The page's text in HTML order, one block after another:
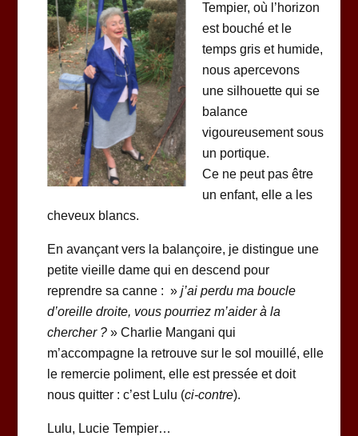
Tempier, où l’horizon
est bouché et le
temps gris et humide,
nous apercevons
une silhouette qui se
balance
vigoureusement sous
un portique.
Ce ne peut pas être
un enfant, elle a les
cheveux blancs.
En avançant vers la balançoire, je distingue une
petite vieille dame qui en descend pour
reprendre sa canne : » j’ai perdu ma boucle
d’oreille droite, vous pourriez m’aider à la
chercher ?» Charlie Mangani qui
m’accompagne la retrouve sur le sol mouillé, elle
le remercie poliment, elle est pressée et doit
nous quitter : c’est Lulu (ci-contre).
Lulu, Lucie Tempier…